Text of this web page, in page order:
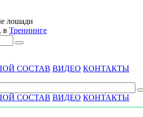
лошади
в Треннингe
СОСТАВ ВИДЕО КОНТАКТЫ
СОСТАВ ВИДЕО КОНТАКТЫ